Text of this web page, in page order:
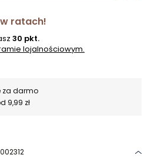
ratach!
30 pkt.
lojalnościowym.
za darmo
9,99 zł